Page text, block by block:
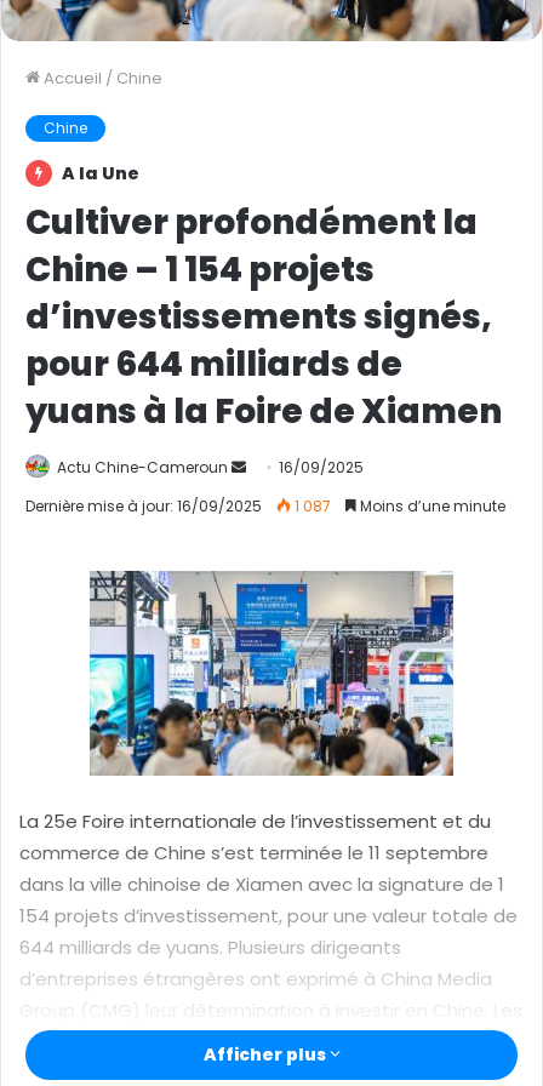
Accueil / Chine
Chine
A la Une
Cultiver profondément la
Chine – 1 154 projets
d’investissements signés,
pour 644 milliards de
yuans à la Foire de Xiamen
Actu Chine-Cameroun
n
y
e
r
u
n
c
r
r
i
16/09/2025
Dernière mise à jour: 16/09/2025
1 087 Moins d’une minute
La 25e Foire internationale de l’investissement et du
commerce de Chine s’est terminée le 11 septembre
dans la ville chinoise de Xiamen avec la signature de 1
154 projets d’investissement, pour une valeur totale de
644 milliards de yuans. Plusieurs dirigeants
d’entreprises étrangères ont exprimé à China Media
Group (CMG) leur détermination à investir en Chine. Les
dirigeants de certaines multinationales, telles que PwC
et la Chambre du commerce américaine en Chine
Afficher plus